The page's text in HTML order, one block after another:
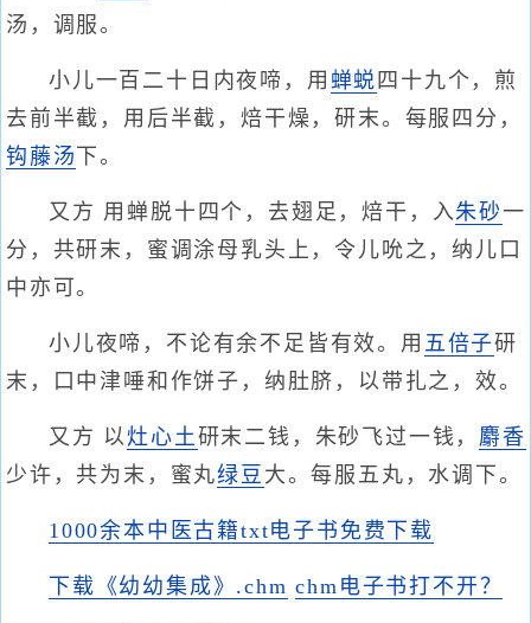
汤，调服。
小儿一百二十日内夜啼，用 蝉蜕 四十九个，煎
去前半截，用后半截，焙干燥，研末。每服四分，
钩藤汤 下。
又方 用蝉脱十四个，去翅足，焙干，入朱砂一
分，共研末，蜜调涂母乳头上，令儿吮之，纳儿口
中亦可。
小儿夜啼，不论有余不足皆有效。用 五倍子研
末，口中津唾和作饼子，纳肚脐，以带扎之，效。
又方 以灶心土研末二钱，朱砂飞过一钱， 麝香
少许，共为末，蜜丸绿豆 大。每服五丸，水调下。
1000余本中医古籍txt电子书免费下载
下载《幼幼集成》.chm chm电子书打不开？